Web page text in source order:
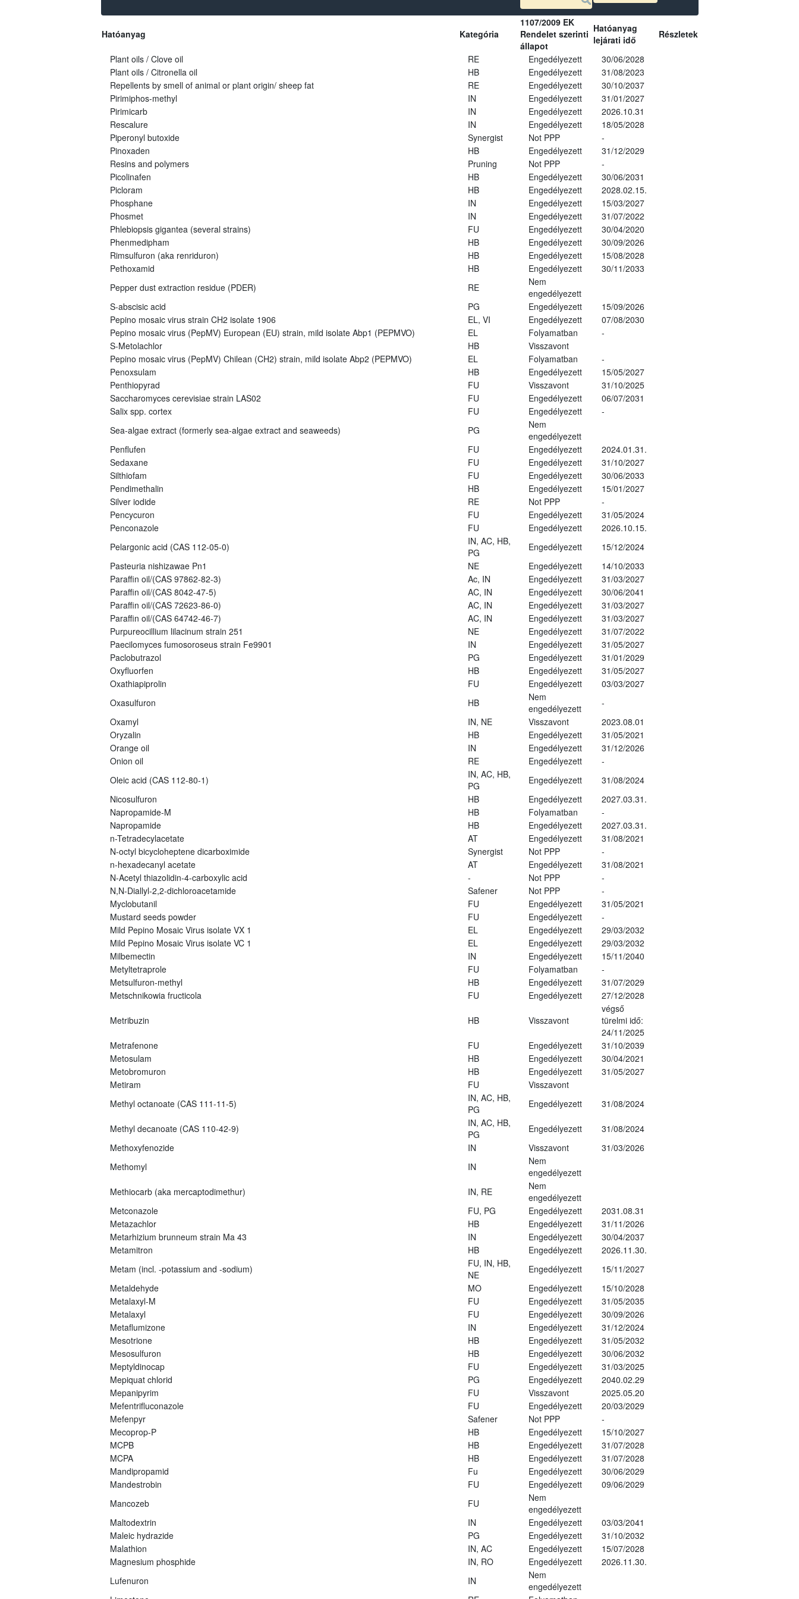
Hatóanyag Kategória
1107/2009 EK
Rendelet szerinti
állapot
Hatóanyag
lejárati idő
Részletek
Plant oils / Clove oil RE Engedélyezett
30/06/2028
Plant oils / Citronella oil
HB Engedélyezett
31/08/2023
Repellents by smell of animal or plant origin/ sheep fat
RE Engedélyezett
30/10/2037
Pirimiphos-methyl
IN Engedélyezett
31/01/2027
Pirimicarb
IN Engedélyezett
2026.10.31
Rescalure
IN Engedélyezett
18/05/2028
Piperonyl butoxide
Synergist Not PPP
-
Pinoxaden
HB Engedélyezett
31/12/2029
Resins and polymers
Pruning Not PPP
-
Picolinafen
HB Engedélyezett
30/06/2031
Picloram
HB Engedélyezett
2028.02.15.
Phosphane
IN Engedélyezett
15/03/2027
Phosmet
IN Engedélyezett
31/07/2022
Phlebiopsis gigantea (several strains)
FU Engedélyezett
30/04/2020
Phenmedipham
HB Engedélyezett
30/09/2026
Rimsulfuron (aka renriduron)
HB Engedélyezett
15/08/2028
Pethoxamid
HB Engedélyezett
30/11/2033
Pepper dust extraction residue (PDER)
RE
Nem
engedélyezett
S-abscisic acid
PG Engedélyezett
15/09/2026
Pepino mosaic virus strain CH2 isolate 1906
EL, VI Engedélyezett
07/08/2030
Pepino mosaic virus (PepMV) European (EU) strain, mild isolate Abp1 (PEPMVO)
EL Folyamatban
-
S-Metolachlor
HB
Visszavont
Pepino mosaic virus (PepMV) Chilean (CH2) strain, mild isolate Abp2 (PEPMVO)
EL Folyamatban
-
Penoxsulam
HB Engedélyezett
15/05/2027
Penthiopyrad
FU Visszavont
31/10/2025
Saccharomyces cerevisiae strain LAS02
FU Engedélyezett
06/07/2031
Salix spp. cortex
FU Engedélyezett
-
Sea-algae extract (formerly sea-algae extract and seaweeds)
PG
Nem
engedélyezett
Penflufen
FU Engedélyezett
2024.01.31.
Sedaxane
FU Engedélyezett
31/10/2027
Silthiofam
FU Engedélyezett
30/06/2033
Pendimethalin
HB Engedélyezett
15/01/2027
Silver iodide
RE Not PPP
-
Pencycuron
FU Engedélyezett
31/05/2024
Penconazole
FU Engedélyezett
2026.10.15.
Pelargonic acid (CAS 112-05-0)
IN, AC, HB,
PG
Engedélyezett
15/12/2024
Pasteuria nishizawae Pn1
NE Engedélyezett
14/10/2033
Paraffin oil/(CAS 97862-82-3)
Ac, IN Engedélyezett
31/03/2027
Paraffin oil/(CAS 8042-47-5)
AC, IN Engedélyezett
30/06/2041
Paraffin oil/(CAS 72623-86-0)
AC, IN Engedélyezett
31/03/2027
Paraffin oil/(CAS 64742-46-7)
AC, IN Engedélyezett
31/03/2027
Purpureocillium lilacinum strain 251
NE Engedélyezett
31/07/2022
Paecilomyces fumosoroseus strain Fe9901
IN Engedélyezett
31/05/2027
Paclobutrazol
PG Engedélyezett
31/01/2029
Oxyfluorfen
HB Engedélyezett
31/05/2027
Oxathiapiprolin
FU Engedélyezett
03/03/2027
Oxasulfuron
HB
Nem
engedélyezett
-
Oxamyl
IN, NE Visszavont
2023.08.01
Oryzalin
HB Engedélyezett
31/05/2021
Orange oil
IN Engedélyezett
31/12/2026
Onion oil
RE Engedélyezett
-
Oleic acid (CAS 112-80-1)
IN, AC, HB,
PG
Engedélyezett
31/08/2024
Nicosulfuron
HB Engedélyezett
2027.03.31.
Napropamide-M
HB Folyamatban
-
Napropamide
HB Engedélyezett
2027.03.31.
n-Tetradecylacetate
AT Engedélyezett
31/08/2021
N-octyl bicycloheptene dicarboximide
Synergist Not PPP
-
n-hexadecanyl acetate
AT Engedélyezett
31/08/2021
N-Acetyl thiazolidin-4-carboxylic acid
- Not PPP
-
N,N-Diallyl-2,2-dichloroacetamide
Safener Not PPP
-
Myclobutanil
FU Engedélyezett
31/05/2021
Mustard seeds powder
FU Engedélyezett
-
Mild Pepino Mosaic Virus isolate VX 1
EL Engedélyezett
29/03/2032
Mild Pepino Mosaic Virus isolate VC 1
EL Engedélyezett
29/03/2032
Milbemectin
IN Engedélyezett
15/11/2040
Metyltetraprole
FU Folyamatban
-
Metsulfuron-methyl
HB Engedélyezett
31/07/2029
Metschnikowia fructicola
FU Engedélyezett 27/12/2028
Metribuzin HB Visszavont
végső
türelmi idő:
24/11/2025
Metrafenone
FU Engedélyezett
31/10/2039
Metosulam
HB Engedélyezett
30/04/2021
Metobromuron
HB Engedélyezett
31/05/2027
Metiram
FU
Visszavont
Methyl octanoate (CAS 111-11-5)
IN, AC, HB,
PG
Engedélyezett 31/08/2024
Methyl decanoate (CAS 110-42-9)
IN, AC, HB,
PG
Engedélyezett
31/08/2024
Methoxyfenozide
IN Visszavont
31/03/2026
Methomyl
IN
Nem
engedélyezett
Methiocarb (aka mercaptodimethur)
IN, RE
Nem
engedélyezett
Metconazole
FU, PG Engedélyezett
2031.08.31
Metazachlor
HB Engedélyezett
31/11/2026
Metarhizium brunneum strain Ma 43
IN Engedélyezett
30/04/2037
Metamitron
HB Engedélyezett
2026.11.30.
Metam (incl. -potassium and -sodium)
FU, IN, HB,
NE
Engedélyezett
15/11/2027
Metaldehyde
MO Engedélyezett
15/10/2028
Metalaxyl-M
FU Engedélyezett
31/05/2035
Metalaxyl
FU Engedélyezett
30/09/2026
Metaflumizone
IN Engedélyezett
31/12/2024
Mesotrione
HB Engedélyezett
31/05/2032
Mesosulfuron
HB Engedélyezett
30/06/2032
Meptyldinocap
FU Engedélyezett
31/03/2025
Mepiquat chlorid
PG Engedélyezett
2040.02.29
Mepanipyrim
FU Visszavont
2025.05.20
Mefentrifluconazole
FU Engedélyezett
20/03/2029
Mefenpyr
Safener Not PPP
-
Mecoprop-P
HB Engedélyezett
15/10/2027
MCPB
HB Engedélyezett
31/07/2028
MCPA
HB Engedélyezett
31/07/2028
Mandipropamid
Fu Engedélyezett
30/06/2029
Mandestrobin
FU Engedélyezett
09/06/2029
Mancozeb
FU
Nem
engedélyezett
Maltodextrin
IN Engedélyezett
03/03/2041
Maleic hydrazide
PG Engedélyezett
31/10/2032
Malathion
IN, AC Engedélyezett
15/07/2028
Magnesium phosphide
IN, RO Engedélyezett
2026.11.30.
Lufenuron
IN
Nem
engedélyezett